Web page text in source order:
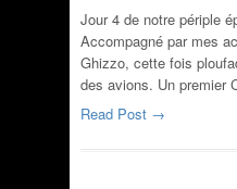
Jour 4 de notre périple
Accompagné par mes
Ghizzo, cette fois
des avions. Un premier
Read Post →